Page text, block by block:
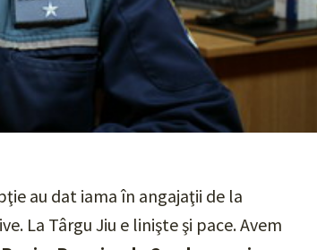
au dat iama în angajaţii de la
La Târgu Jiu e linişte şi pace. Avem